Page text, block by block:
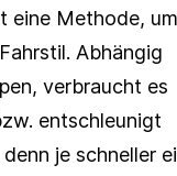
eine Methode, um
Abhängig
verbraucht es
entschleunigt
je schneller